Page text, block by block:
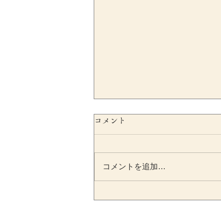
源泉所得税の納期の特例と
コメント
コメントを追加…